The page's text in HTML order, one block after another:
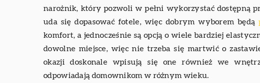
narożnik, który pozwoli w pełni wykorzystać dostępną
uda się dopasować fotele, więc dobrym wyborem będą
komfort, a jednocześnie są opcją o wiele bardziej
dowolne miejsce, więc nie trzeba się martwić o
okazji doskonale wpisują się one również we
odpowiadają domownikom w różnym wieku.